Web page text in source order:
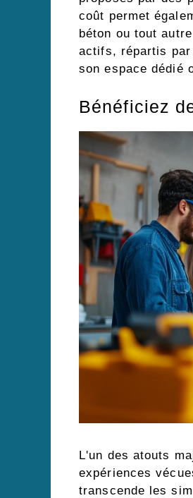
coût permet
béton ou tout
actifs, répartis par
son espace dédié
Bénéficiez
L'un des atouts
expériences
transcende les